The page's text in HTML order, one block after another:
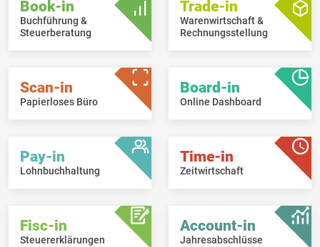
Book-in
Buchführung &
Steuerberatung
Trade-in
Warenwirtschaft &
Rechnungsstellung
Scan-in
Papierloses Büro
Board-in
Online Dashboard
Pay-in
Lohnbuchhaltung
Time-in
Zeitwirtschaft
Fisc-in
Steuererklärungen
Account-in
Jahresabschlüsse